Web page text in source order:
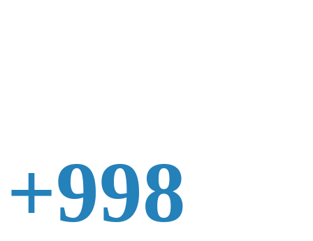
+998